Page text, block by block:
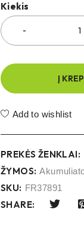
Kiekis
Į
Add to wishlist
PREKĖS ŽENKLAI:
ŽYMOS:
SKU: FR37891
SHARE: